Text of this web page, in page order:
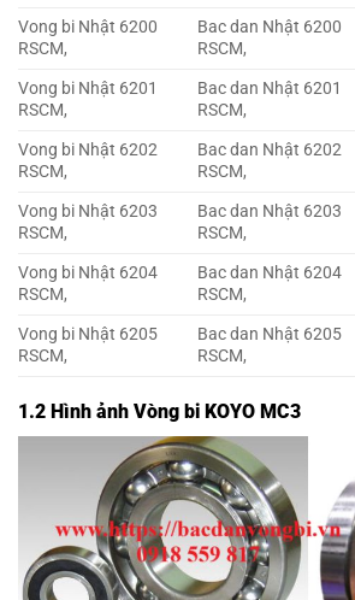
Vong bi Nhật 6200
RSCM,
Bac dan Nhật 6200
RSCM,
Vong bi Nhật 6201
RSCM,
Bac dan Nhật 6201
RSCM,
Vong bi Nhật 6202
RSCM,
Bac dan Nhật 6202
RSCM,
Vong bi Nhật 6203
RSCM,
Bac dan Nhật 6203
RSCM,
Vong bi Nhật 6204
RSCM,
Bac dan Nhật 6204
RSCM,
Vong bi Nhật 6205
RSCM,
Bac dan Nhật 6205
RSCM,
1.2 Hình ảnh Vòng bi KOYO MC3